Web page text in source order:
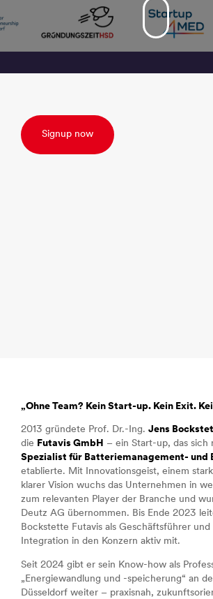
Signup now
„Ohne Team? Kein Start-up. Kein Exit.
2013 gründete Prof. Dr.-Ing. Jens
die
Futavis GmbH
– ein Start-up, das sich
Spezialist für Batteriemanagement- und
etablierte. Mit Innovationsgeist, einem
klarer Vision wuchs das Unternehmen in
zum relevanten Player der Branche und
Deutz AG übernommen. Bis Ende 2023
Bockstette Futavis als Geschäftsführer
Integration in den Konzern aktiv mit.
Seit 2024 gibt er sein Know-how als
„Energiewandlung und -speicherung“ an
Düsseldorf weiter – praxisnah,